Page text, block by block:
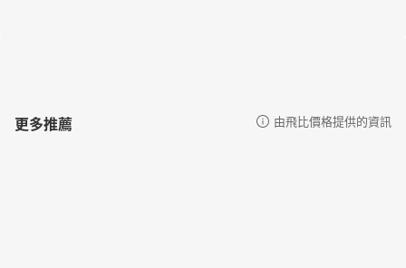
更多推薦 由飛比價格提供的資訊